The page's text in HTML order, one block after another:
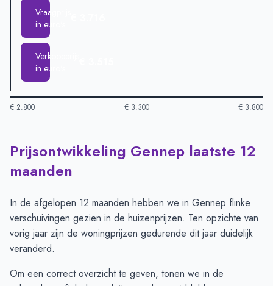
Vraagprijs
in euro's
Verkoopprijs
in euro's
€ 2.800 € 3.300 € 3.800
Huizenprijzen in Gennep per m2-Afgelopen 3 maanden (per
Type
Vraagprijs in euro's
Verkoopprijs in euro's
€ 3.515
Prijsontwikkeling Gennep laatste 12
maanden
In de afgelopen 12 maanden hebben we in Gennep flinke
verschuivingen gezien in de huizenprijzen. Ten opzichte van
vorig jaar zijn de woningprijzen gedurende dit jaar duidelijk
veranderd.
Om een correct overzicht te geven, tonen we in de